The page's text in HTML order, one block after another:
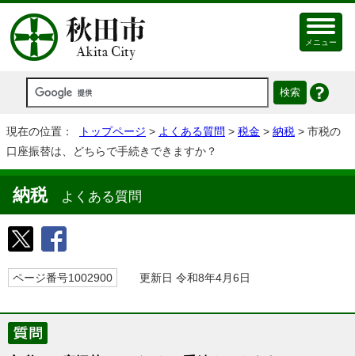
メニュー
現在の位置： トップページ > よくある質問 > 税金 > 納税 > 市税の
口座振替は、どちらで手続きできますか？
納税よくある質問
ページ番号1002900 更新日 令和8年4月6日